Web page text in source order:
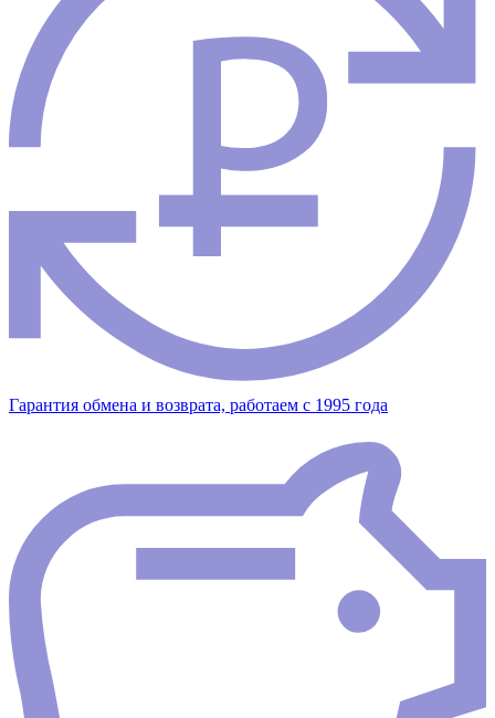
Гарантия обмена и возврата, работаем с 1995 года